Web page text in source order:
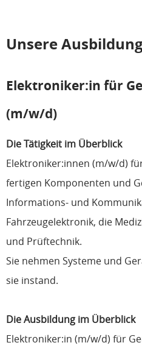
Unsere
Elektroniker:in für
(m/w/d)
Die Tätigkeit im Überblick
Elektroniker:innen (m/w/d)
fertigen Komponenten und
Informations- und
Fahrzeugelektronik, die
und Prüftechnik.
Sie nehmen Systeme und
sie instand.
Die Ausbildung im Überblick
Elektroniker:in (m/w/d) für